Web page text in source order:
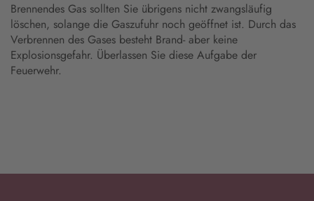
Brennendes Gas sollten Sie übrigens nicht zwangsläufig
löschen, solange die Gaszufuhr noch geöffnet ist. Durch das
Verbrennen des Gases besteht Brand- aber keine
Explosionsgefahr. Überlassen Sie diese Aufgabe der
Feuerwehr.